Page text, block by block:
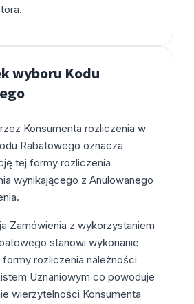
wyboru Kodu
Konsumenta rozliczenia w
Rabatowego oznacza
tej formy rozliczenia
wynikającego z Anulowanego
Zamówienia z wykorzystaniem
stanowi wykonanie
rozliczenia należności
Uznaniowym co powoduje
wierzytelności Konsumenta